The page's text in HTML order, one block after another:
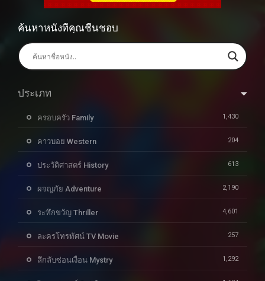
ค้นหาหนังที่คุณชื่นชอบ
ประเภท
ครอบครัว Family 1,430
คาวบอย Western 204
ประวัติศาสตร์ History 613
ผจญภัย Adventure 2,190
ระทึกขวัญ Thriller 4,601
ละครโทรทัศน์ TV Movie 257
ลึกลับซ่อนเงื่อน Mystry 1,292